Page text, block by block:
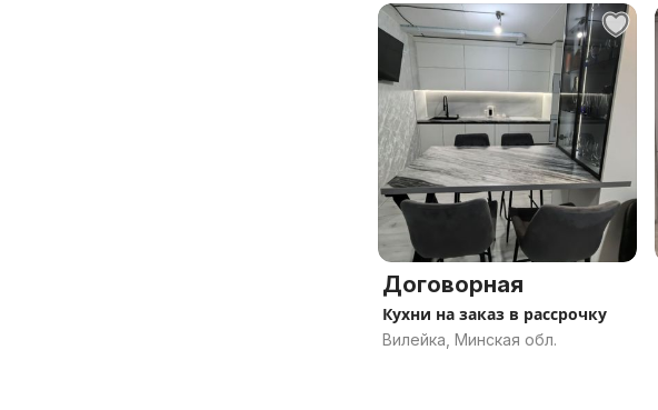
Договорная
Кухни на заказ в рассрочку
Вилейка, Минская обл.